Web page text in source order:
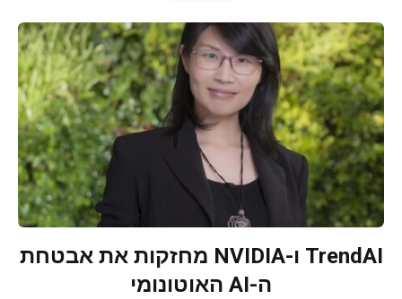
TrendAI ו-NVIDIA מחזקות את אבטחת
ה-AI האוטונומי